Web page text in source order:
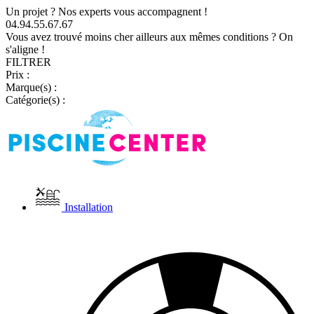
Un projet ? Nos experts vous accompagnent !
04.94.55.67.67
Vous avez trouvé moins cher ailleurs aux mêmes conditions ? On
s'aligne !
FILTRER
Prix :
Marque(s) :
Catégorie(s) :
Installation